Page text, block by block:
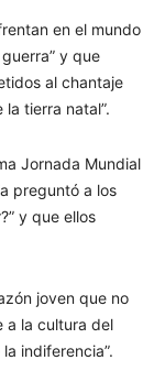
en el mundo
y que
al chantaje
tierra natal”.
Jornada Mundial
preguntó a los
y que ellos
joven que no
a la cultura del
indiferencia”.